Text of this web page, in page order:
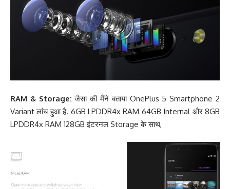
RAM & Storage: जैसा की मैंने बताया OnePlus 5 Smartphone 2
Variant लांच हुआ है. 6GB LPDDR4x RAM 64GB Internal और 8GB
LPDDR4x RAM 128GB इंटरनल Storage के साथ,